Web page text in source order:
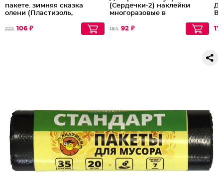
пакете. зимняя сказка
олени (Пластизоль,
222 106 ₽
(Сердечки-2) наклейки
многоразовые в
европодвесом
184 92 ₽